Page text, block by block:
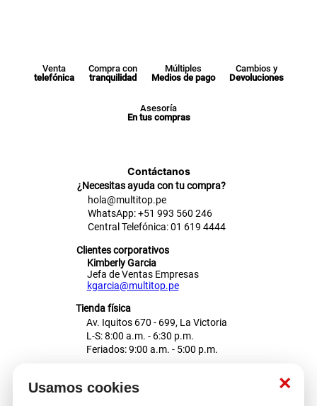
×
Usamos cookies
Venta
telefónica
Compra con
tranquilidad
Múltiples
Medios de pago
Cambios y
Devoluciones
Asesoría
En tus compras
Contáctanos
¿Necesitas ayuda con tu compra?
hola@multitop.pe
WhatsApp: +51 993 560 246
Central Telefónica: 01 619 4444
Clientes corporativos
Kimberly Garcia
Jefa de Ventas Empresas
kgarcia@multitop.pe
Tienda física
Av. Iquitos 670 - 699, La Victoria
L-S: 8:00 a.m. - 6:30 p.m.
Feriados: 9:00 a.m. - 5:00 p.m.